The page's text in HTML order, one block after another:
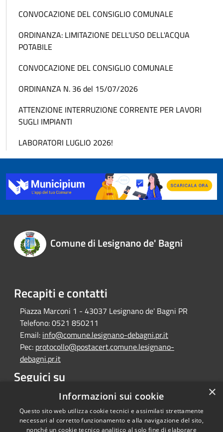
CONVOCAZIONE DEL CONSIGLIO COMUNALE
ORDINANZA: LIMITAZIONE DELL'USO DELL'ACQUA
POTABILE
CONVOCAZIONE DEL CONSIGLIO COMUNALE
ORDINANZA N. 36 del 15/07/2026
ATTENZIONE INTERRUZIONE CORRENTE PER LAVORI
SUGLI IMPIANTI
LABORATORI LUGLIO 2026!
Comune di Lesignano de' Bagni
Recapiti e contatti
Piazza Marconi 1 - 43037 Lesignano de' Bagni PR
Telefono:0521 850211
Email: info@comune.lesignano-debagni.pr.it
Pec: protocollo@postacert.comune.lesignano-
debagni.pr.it
Seguici su
Facebook ×
Informazioni sui cookie
Questo sito web utilizza cookie tecnici e assimilati strettamente
necessari al corretto funzionamento e alla navigazione del sito,
nonché un cookie tecnico analitico al solo fine di elaborare